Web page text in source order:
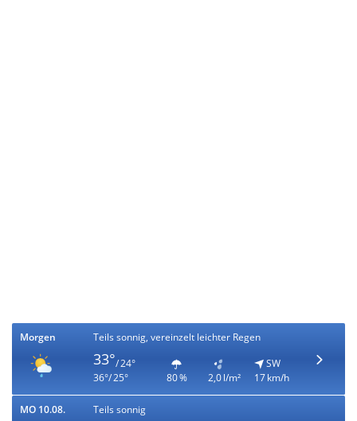
Morgen Teils sonnig, vereinzelt leichter Regen
33°/ 24°
36°/ 25°
80 % 2,0 l/m²
SW
17 km/h
MO 10.08. Teils sonnig